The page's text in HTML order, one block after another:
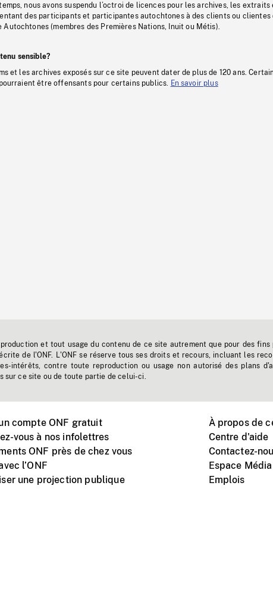
nous avons suspendu l’octroi de licences pour les archives, les
des participants et participantes autochtones à des clients ou clientes
Autochtones (membres des Premières Nations, Inuit ou Métis).
sensible?
et les archives exposés sur ce site peuvent dater de plus de 120 ans.
être offensants pour certains publics.
En savoir plus
et tout usage du contenu de ce site autrement que pour des
de l'ONF. L'ONF se réserve tous ses droits et recours, incluant les
intérêts, contre toute reproduction ou usage non autorisé des plans
sur ce site ou de toute partie de celui-ci.
compte ONF gratuit
vous à nos infolettres
ONF près de chez vous
l’ONF
une projection publique
À propos de
Centre d'aide
Contactez-
Espace Média
Emplois